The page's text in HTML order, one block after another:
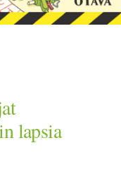
lapsia